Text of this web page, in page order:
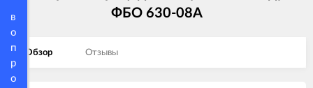
в
о
п
р
о
ФБО 630-08A
Обзор Отзывы